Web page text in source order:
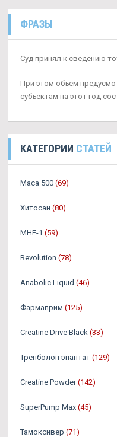
ФРАЗЫ
Суд принял к сведению
При этом объем
субъектам на этот год
КАТЕГОРИИ СТАТЕЙ
Maca 500 (69)
Хитосан (80)
MHF-1 (59)
Revolution (78)
Anabolic Liquid (46)
Фармаприм (125)
Creatine Drive Black (33)
Тренболон энантат (129)
Creatine Powder (142)
SuperPump Max (45)
Тамоксивер (71)